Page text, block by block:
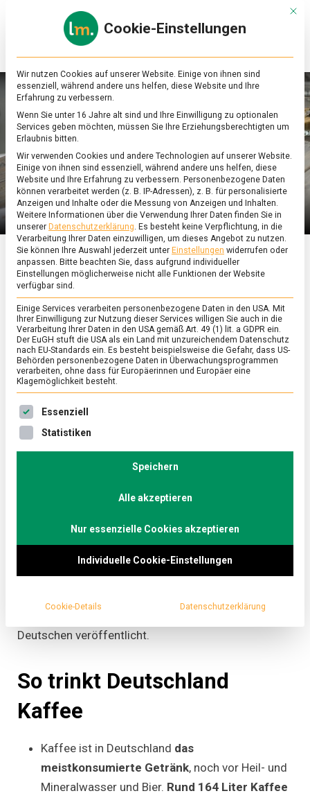
Online-
Magazin
zu
&
Ernährung
ERNÄHRUNG & GESUNDHEIT/KULTUR
Tag des Kaffees: So viel
trinken die Deutschen
von ihrem
Lieblingsgetränk
1. Oktober 2019
des
Deutschland ist eine Nation der Kaffeetrinker.
Getränk. Wie viel, wo und wie die Deutschen ihn
am liebsten trinken, zeigen aktuelle Zahlen zum
„Tag des Kaffees“ am 1. Oktober.
Am 1. Oktober 2019 istTag des Kaffees. Anlässlich
aktuelle Zahlen und Fakten zum Lieblingsgetränk der
Deutschen veröffentlicht.
So trinkt Deutschland
Kaffee
Kaffee ist in Deutschland das
meistkonsumierte Getränk, noch vor Heil- und
Mineralwasser und Bier. Rund 164 Liter Kaffee
Mit
Cookie-Einstellungen
Wir nutzen Cookies auf unserer Website. Einige von ihnen sind
essenziell, während andere uns helfen, diese Website und Ihre
Erfahrung zu verbessern.
Wenn Sie unter 16 Jahre alt sind und Ihre Einwilligung zu optionalen
Services geben möchten, müssen Sie Ihre Erziehungsberechtigten um
Erlaubnis bitten.
Wir verwenden Cookies und andere Technologien auf unserer Website.
Einige von ihnen sind essenziell, während andere uns helfen, diese
Website und Ihre Erfahrung zu verbessern. Personenbezogene Daten
können verarbeitet werden (z. B. IP-Adressen), z. B. für personalisierte
Anzeigen und Inhalte oder die Messung von Anzeigen und Inhalten.
Weitere Informationen über die Verwendung Ihrer Daten finden Sie in
unserer Datenschutzerklärung. Es besteht keine Verpflichtung, in die
Verarbeitung Ihrer Daten einzuwilligen, um dieses Angebot zu nutzen.
Sie können Ihre Auswahl jederzeit unter Einstellungen widerrufen oder
anpassen. Bitte beachten Sie, dass aufgrund individueller
Einstellungen möglicherweise nicht alle Funktionen der Website
verfügbar sind.
Einige Services verarbeiten personenbezogene Daten in den USA. Mit
Ihrer Einwilligung zur Nutzung dieser Services willigen Sie auch in die
Verarbeitung Ihrer Daten in den USA gemäß Art. 49 (1) lit. a GDPR ein.
Der EuGH stuft die USA als ein Land mit unzureichendem Datenschutz
nach EU-Standards ein. Es besteht beispielsweise die Gefahr, dass US-
Behörden personenbezogene Daten in Überwachungsprogrammen
verarbeiten, ohne dass für Europäerinnen und Europäer eine
Klagemöglichkeit besteht.
Es folgt eine Liste der Service-Gruppen, für die eine
Essenziell
Statistiken
Speichern
Alle akzeptieren
Nur essenzielle Cookies akzeptieren
Individuelle Cookie-Einstellungen
Cookie-Details Datenschutzerklärung